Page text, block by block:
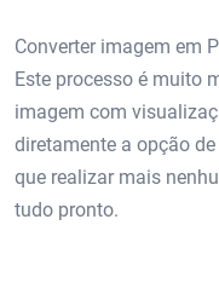
Converter imagem em
Este processo é muito
imagem com
diretamente a opção
que realizar mais
tudo pronto.